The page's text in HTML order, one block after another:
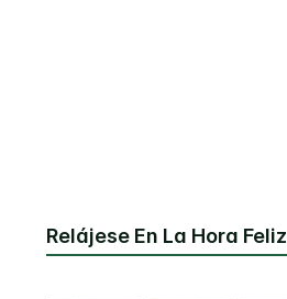
Relájese En La Hora Feliz